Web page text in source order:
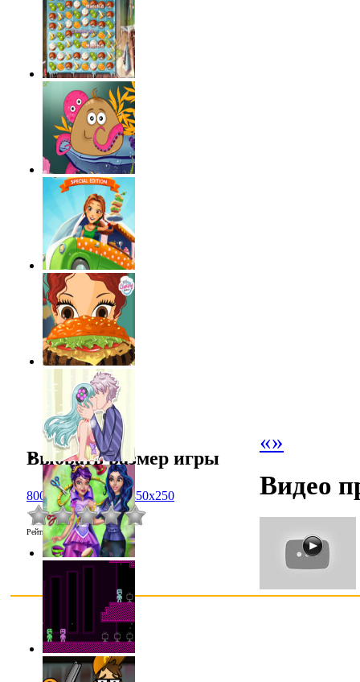
«»
Выбрать размер игры
800x600 1024x768 450x250
Рейтинг :0.0/0
Видео